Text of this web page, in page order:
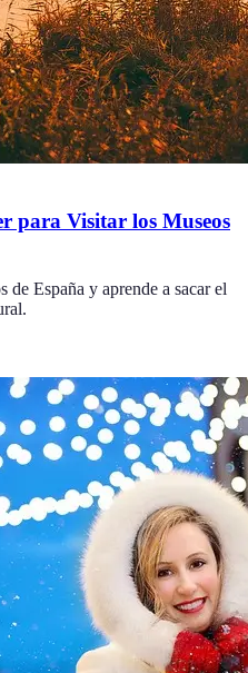
para Visitar los Museos
de España y aprende a sacar el